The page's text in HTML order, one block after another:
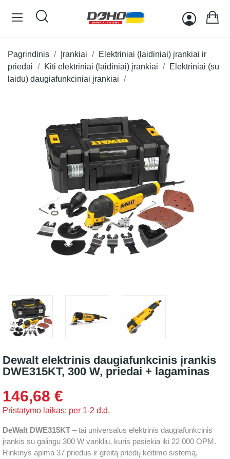
Pagrindinis Įrankiai
Elektriniai (laidiniai) įrankiai ir
priedai
Kiti elektriniai (laidiniai) įrankiai
Elektriniai (su
laidu) daugiafunkciniai įrankiai
Dewalt elektrinis daugiafunkcinis įrankis
DWE315KT, 300 W, priedai + lagaminas
146,68 €
Pristatymo laikas: per 1-2 d.d.
DeWalt DWE315KT – tai universalus elektrinis daugiafunkcinis
įrankis su galingu 300 W varikliu, kuris pasiekia iki 22 000 OPM.
Rinkinys apima 37 priedus ir greitą priedų keitimo sistemą,